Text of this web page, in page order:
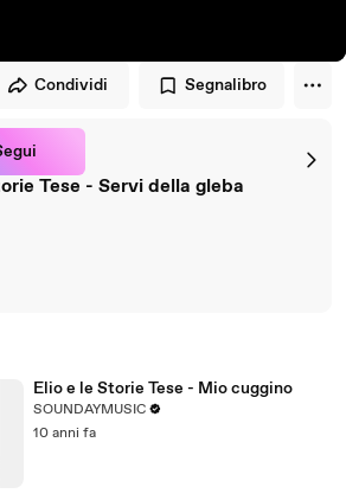
Condividi Segnalibro
Tese - Servi della gleba
Elio e le Storie Tese - Mio cuggino
SOUNDAYMUSIC
10 anni fa